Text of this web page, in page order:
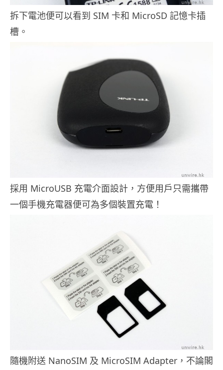
拆下電池便可以看到 SIM 卡和 MicroSD 記憶卡插
槽。
採用 MicroUSB 充電介面設計，方便用戶只需攜帶
一個手機充電器便可為多個裝置充電！
隨機附送 NanoSIM 及 MicroSIM Adapter，不論閣